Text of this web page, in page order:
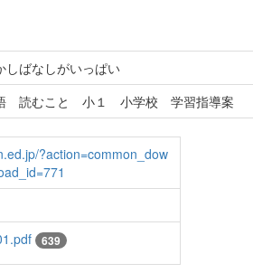
しばなしがいっぱい
読むこと 小１ 小学校 学習指導案
?action=common_dow
639